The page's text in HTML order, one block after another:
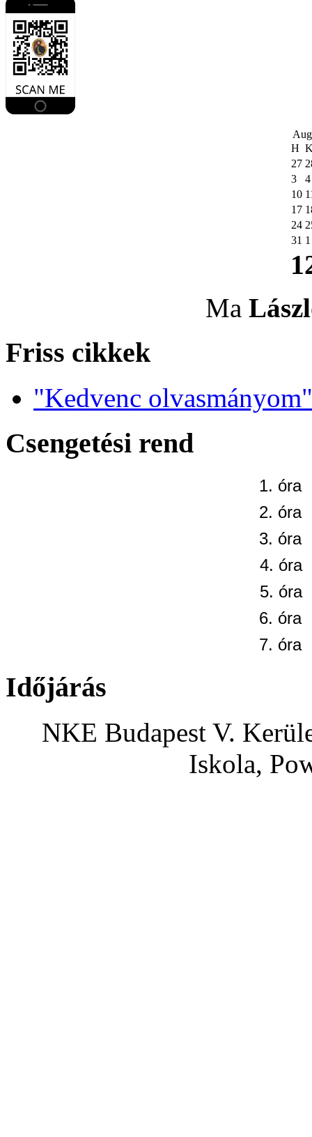
H
27
3
4
10
17
24
31 1
Ma
Friss cikkek
"Kedvenc
Csengetési rend
1. óra
2. óra
3. óra
4. óra
5.
6. óra
7. óra
Időjárás
NKE Budapest V.
Iskola,